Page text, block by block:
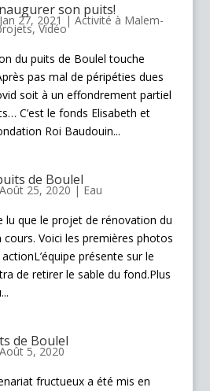
son puits!
Jan 27, 2021 | Activité à Malem-
,Vidéo
du puits de Boulel touche
pas mal de péripéties dues
soit à un effondrement partiel
C’est le fonds Elisabeth et
Roi Baudouin...
de Boulel
Août 25, 2020 | Eau
lu que le projet de rénovation du
Voici les premières photos
présente sur le
de retirer le sable du fond.Plus
de Boulel
Août 5, 2020
fructueux a été mis en